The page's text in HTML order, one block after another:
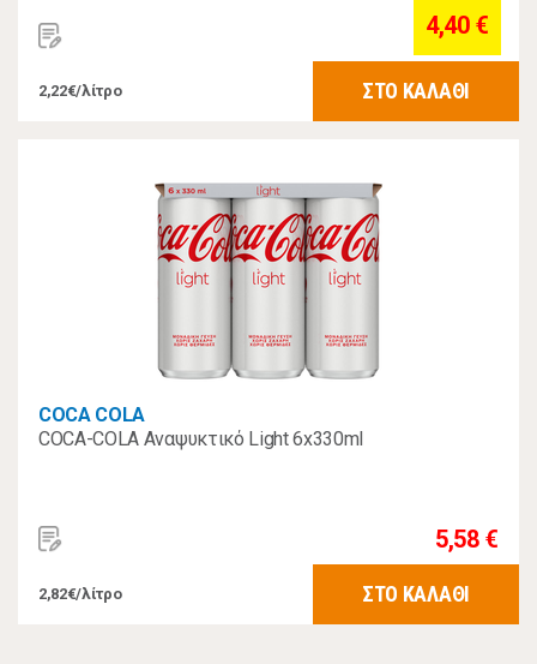
4,40 €
2,22€/λίτρο ΣΤΟ ΚΑΛΑΘΙ
COCA COLA
COCA-COLA Αναψυκτικό Light 6x330ml
5,58 €
2,82€/λίτρο ΣΤΟ ΚΑΛΑΘΙ